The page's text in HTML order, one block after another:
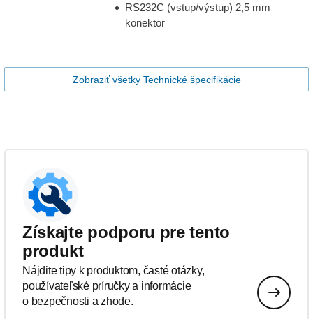
RS232C (vstup/výstup) 2,5 mm
konektor
Zobraziť všetky Technické špecifikácie
Získajte podporu pre tento
produkt
Nájdite tipy k produktom, časté otázky,
používateľské príručky a informácie
o bezpečnosti a zhode.